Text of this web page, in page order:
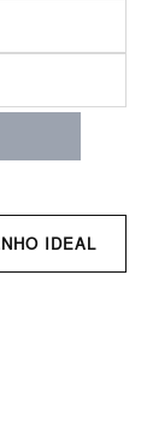
IDEAL